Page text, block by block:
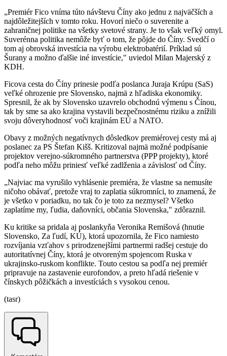
„Premiér Fico vníma túto návštevu Číny ako jednu z najväčších a
najdôležitejších v tomto roku. Hovorí niečo o suverenite a
zahraničnej politike na všetky svetové strany. Je to však veľký omyl.
Suverénna politika nemôže byť o tom, že pôjde do Číny. Svedčí o
tom aj obrovská investícia na výrobu elektrobatérií. Príklad sú
Šurany a možno ďalšie iné investície," uviedol Milan Majerský z
KDH.
Ficova cesta do Číny prinesie podľa poslanca Juraja Krúpu (SaS)
veľké ohrozenie pre Slovensko, najmä z hľadiska ekonomiky.
Spresnil, že ak by Slovensko uzavrelo obchodnú výmenu s Čínou,
tak by sme sa ako krajina vystavili bezpečnostnému riziku a znížili
svoju dôveryhodnosť voči krajinám EÚ a NATO.
Obavy z možných negatívnych dôsledkov premiérovej cesty má aj
poslanec za PS Štefan Kišš. Kritizoval najmä možné podpísanie
projektov verejno-súkromného partnerstva (PPP projekty), ktoré
podľa neho môžu priniesť veľké zadlženia a závislosť od Číny.
„Najviac ma vyrušilo vyhlásenie premiéra, že vlastne sa nemusíte
ničoho obávať, pretože vraj to zaplatia súkromníci, to znamená, že
je všetko v poriadku, no tak čo je toto za nezmysel? Všetko
zaplatíme my, ľudia, daňovníci, občania Slovenska," zdôraznil.
Ku kritike sa pridala aj poslankyňa Veronika Remišová (hnutie
Slovensko, Za ľudí, KÚ), ktorá upozornila, že Fico namiesto
rozvíjania vzťahov s prirodzenejšími partnermi radšej cestuje do
autoritatívnej Číny, ktorá je otvoreným spojencom Ruska v
ukrajinsko-ruskom konflikte. Touto cestou sa podľa nej premiér
pripravuje na zastavenie eurofondov, a preto hľadá riešenie v
čínskych pôžičkách a investíciách s vysokou cenou.
(tasr)